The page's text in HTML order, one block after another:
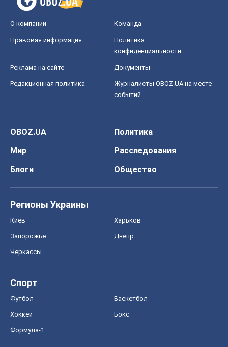
О компании Команда
Правовая информация
Политика
конфиденциальности
Реклама на сайте Документы
Редакционная политика
Журналисты OBOZ.UA на месте
событий
OBOZ.UA
Политика
Мир
Расследования
Блоги
Общество
Регионы Украины
Киев Харьков
Запорожье Днепр
Черкассы
Спорт
Футбол Баскетбол
Хоккей Бокс
Формула-1